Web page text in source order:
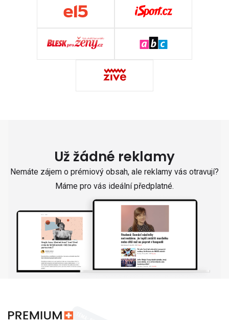
Už žádné reklamy
Nemáte zájem o prémiový obsah, ale reklamy vás otravují?
Máme pro vás ideální předplatné.